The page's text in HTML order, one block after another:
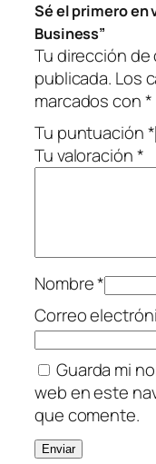
i
n
e
s
s
c
a
n
a
d
Sé el primero en
Business”
Tu dirección
publicada. Los
marcados con*
Tu puntuación*
Tu valoración*
Nombre*
Correo
Guarda mi
web en este
que comente.